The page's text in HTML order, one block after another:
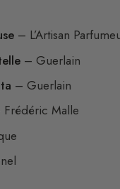
– L’Artisan
– Guerlain
– Guerlain
Malle